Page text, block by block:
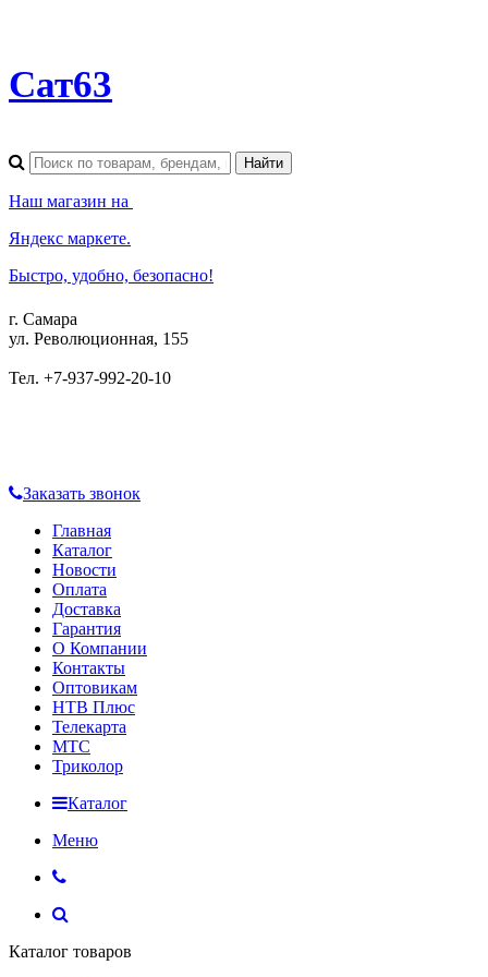
Сат63
Наш магазин на
Яндекс маркете.
Быстро, удобно, безопасно!
г. Самара
ул. Революционная, 155
Тел. +7-937-992-20-10
Заказать звонок
Главная
Каталог
Новости
Оплата
Доставка
Гарантия
О Компании
Контакты
Оптовикам
НТВ Плюс
Телекарта
МТС
Триколор
Каталог
Меню
Каталог товаров